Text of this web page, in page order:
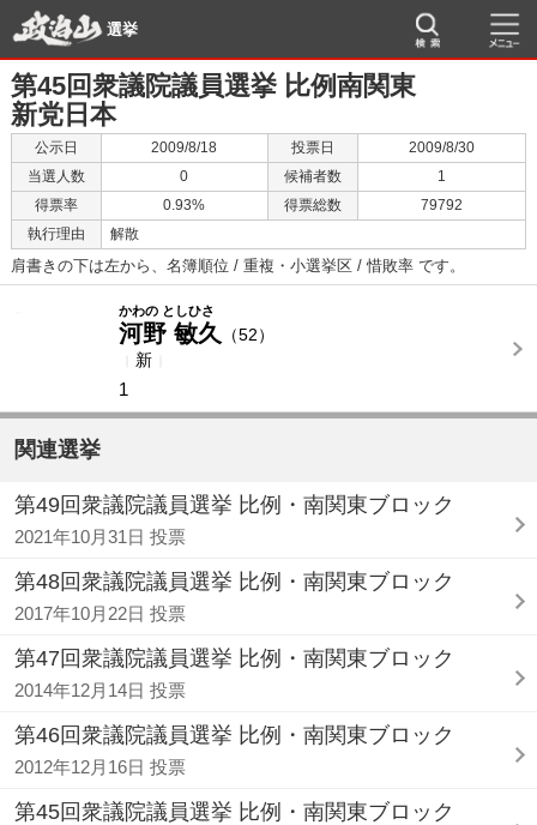
選挙
第45回衆議院議員選挙 比例南関東
新党日本
公示日 2009/8/18 投票日
2009/8/30
当選人数
0 候補者数
1
得票率
0.93% 得票総数
79792
執行理由
解散
肩書きの下は左から、名簿順位 / 重複・小選挙区 / 惜敗率 です。
かわの としひさ
河野 敏久
（52）
新
1
関連選挙
第49回衆議院議員選挙 比例・南関東ブロック
2021年10月31日 投票
第48回衆議院議員選挙 比例・南関東ブロック
2017年10月22日 投票
第47回衆議院議員選挙 比例・南関東ブロック
2014年12月14日 投票
第46回衆議院議員選挙 比例・南関東ブロック
2012年12月16日 投票
第45回衆議院議員選挙 比例・南関東ブロック